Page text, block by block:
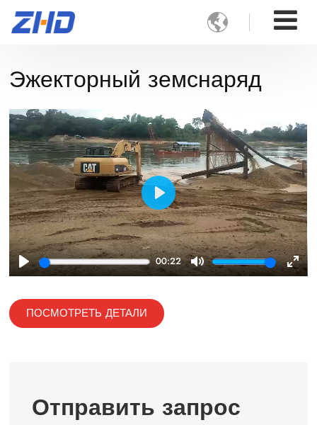

Эжекторный земснаряд
Play
00:22
Mute
Play
ПОСМОТРЕТЬ ДЕТАЛИ
Отправить запрос